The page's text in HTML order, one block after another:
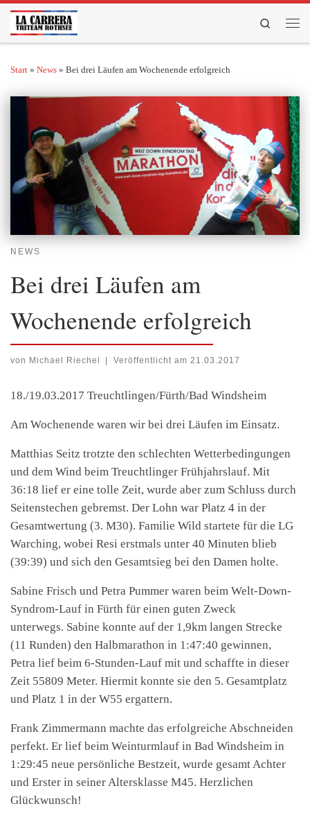
Zum Inhalt springen
Search
Start » News » Bei drei Läufen am Wochenende erfolgreich
NEWS
Bei drei Läufen am
Wochenende erfolgreich
von Michael Riechel Veröffentlicht am 21.03.2017
18./19.03.2017 Treuchtlingen/Fürth/Bad Windsheim
Am Wochenende waren wir bei drei Läufen im Einsatz.
Matthias Seitz trotzte den schlechten Wetterbedingungen
und dem Wind beim Treuchtlinger Frühjahrslauf. Mit
36:18 lief er eine tolle Zeit, wurde aber zum Schluss durch
Seitenstechen gebremst. Der Lohn war Platz 4 in der
Gesamtwertung (3. M30). Familie Wild startete für die LG
Warching, wobei Resi erstmals unter 40 Minuten blieb
(39:39) und sich den Gesamtsieg bei den Damen holte.
Sabine Frisch und Petra Pummer waren beim Welt-Down-
Syndrom-Lauf in Fürth für einen guten Zweck
unterwegs. Sabine konnte auf der 1,9km langen Strecke
(11 Runden) den Halbmarathon in 1:47:40 gewinnen,
Petra lief beim 6-Stunden-Lauf mit und schaffte in dieser
Zeit 55809 Meter. Hiermit konnte sie den 5. Gesamtplatz
und Platz 1 in der W55 ergattern.
Frank Zimmermann machte das erfolgreiche Abschneiden
perfekt. Er lief beim Weinturmlauf in Bad Windsheim in
1:29:45 neue persönliche Bestzeit, wurde gesamt Achter
und Erster in seiner Altersklasse M45. Herzlichen
Glückwunsch!